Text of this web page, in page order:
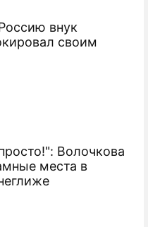
внук
своим
Волочкова
места в